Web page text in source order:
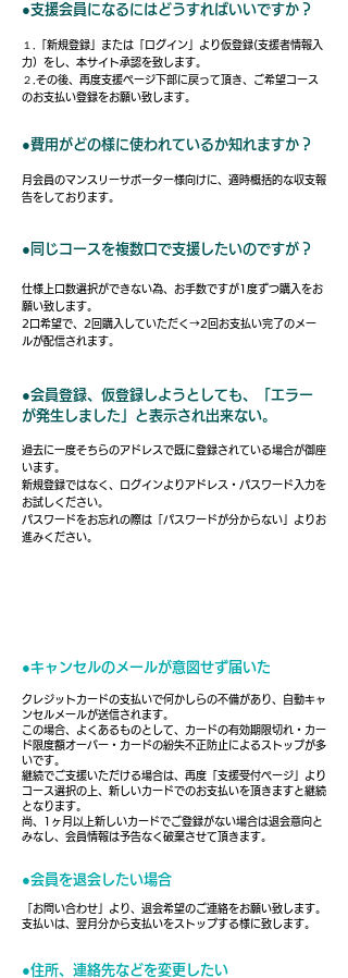
●支援会員になるにはどうすればいいですか？
１.「新規登録」または「ログイン」より仮登録(支援者情報入
力）をし、本サイト承認を致します。
２.その後、再度支援ページ下部に戻って頂き、ご希望コース
のお支払い登録をお願い致します。
●費用がどの様に使われているか知れますか？
月会員のマンスリーサポーター様向けに、適時概括的な収支報
告をしております。
●同じコースを複数口で支援したいのですが？​
仕様上口数選択ができない為、お手数ですが1度ずつ購入をお
願い致します。
2口希望で、2回購入していただく→2回お支払い完了のメー
ルが配信されます。
●会員登録、仮登録しようとしても、「エラー
が発生しました」と表示され出来ない。
​過去に一度そちらのアドレスで既に登録されている場合が御座
います。
新規登録ではなく、ログインよりアドレス・パスワード入力を
お試しください。
パスワードをお忘れの際は「パスワードが分からない」よりお
進みください。
●キャンセルのメールが意図せず届いた
クレジットカードの支払いで何かしらの不備があり、自動キャ
ンセルメールが送信されます。
この場合、よくあるものとして、カードの有効期限切れ・カー
ド限度額オーバー・カードの紛失不正防止によるストップが多
いです。
​継続でご支援いただける場合は、再度「 支援受付ページ 」より
コース選択の上、新しいカードでのお支払いを頂きますと継続
となります。
​尚、1ヶ月以上新しいカードでご登録がない場合は退会意向と
みなし、会員情報は予告なく破棄させて頂きます。​
●会員を退会したい場合
「お問い合わせ」より、退会希望のご連絡をお願い致します。
支払いは、翌月分から支払いをストップする様に致します。
●住所、連絡先などを変更したい